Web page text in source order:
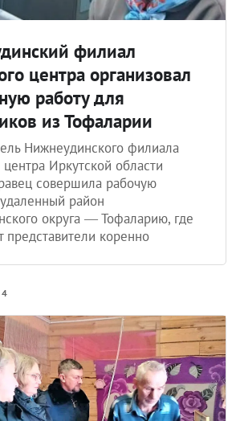
филиал
центра организовал
работу для
из Тофаларии
Нижнеудинского филиала
Иркутской области
совершила рабочую
район
округа — Тофаларию, где
представители коренно